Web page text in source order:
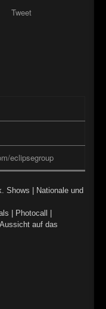
Tweet
eclipsegroup
Shows | Nationale und
| Photocall |
auf das